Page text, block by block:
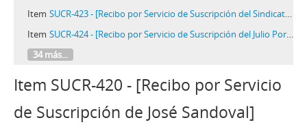
Item SUCR-423 - [Recibo por Servicio de Suscripción del Sindicato Textil de Vitarte]
Item SUCR-424 - [Recibo por Servicio de Suscripción del Julio Portocarrero y Muñoz]
34 más...
Item SUCR-420 - [Recibo por Servicio
de Suscripción de José Sandoval]